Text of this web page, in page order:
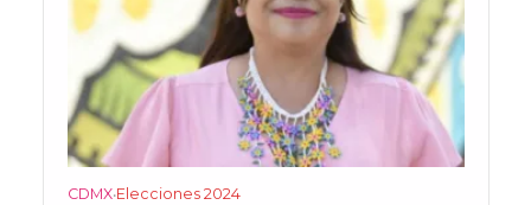
CDMX•Elecciones 2024